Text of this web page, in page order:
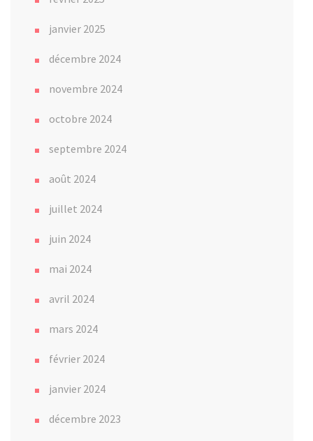
janvier 2025
décembre 2024
novembre 2024
octobre 2024
septembre 2024
août 2024
juillet 2024
juin 2024
mai 2024
avril 2024
mars 2024
février 2024
janvier 2024
décembre 2023